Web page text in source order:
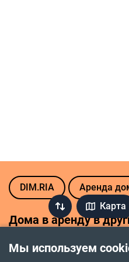
Мы используем
Карта
DIM.RIA Аренда
Дома в аренду в
Винница